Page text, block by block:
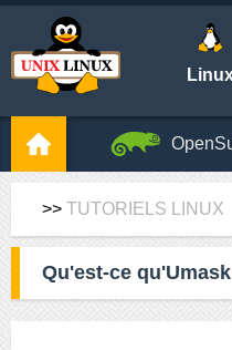
>> TUTORIELS LINUX
Qu'est-ce